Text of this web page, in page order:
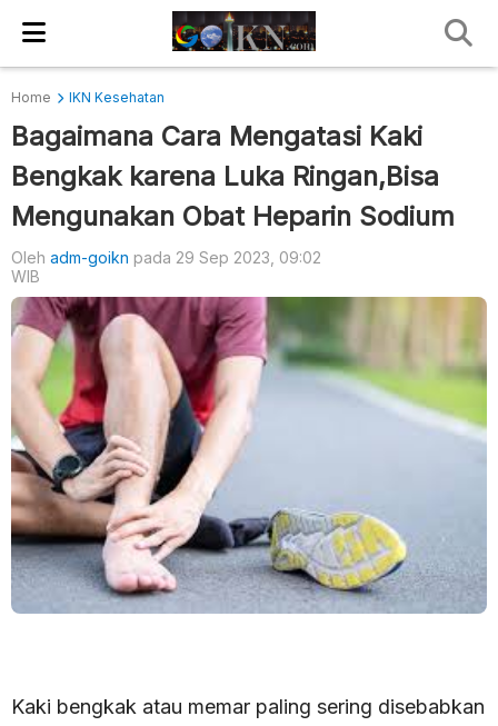
Home IKN Kesehatan
Bagaimana Cara Mengatasi Kaki
Bengkak karena Luka Ringan,Bisa
Mengunakan Obat Heparin Sodium
Oleh adm-goikn pada 29 Sep 2023, 09:02
WIB
Kaki bengkak atau memar paling sering disebabkan